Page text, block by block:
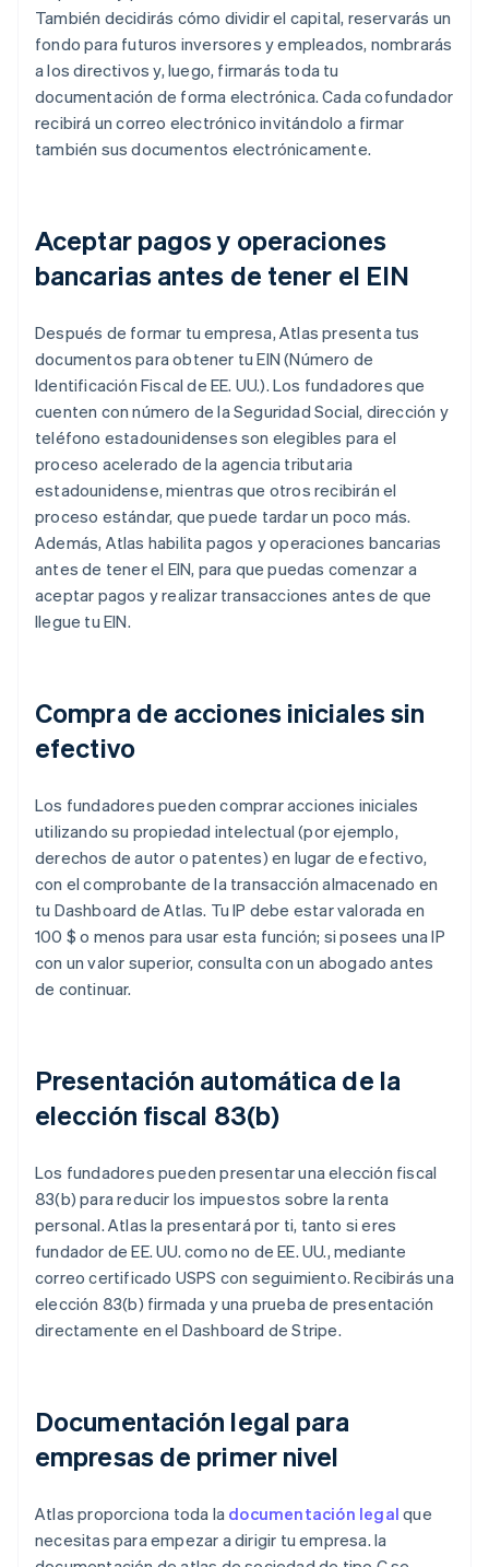
También decidirás cómo dividir el capital, reservarás un
fondo para futuros inversores y empleados, nombrarás
a los directivos y, luego, firmarás toda tu
documentación de forma electrónica. Cada cofundador
recibirá un correo electrónico invitándolo a firmar
también sus documentos electrónicamente.
Aceptar pagos y operaciones
bancarias antes de tener el EIN
Después de formar tu empresa, Atlas presenta tus
documentos para obtener tu EIN (Número de
Identificación Fiscal de EE. UU.). Los fundadores que
cuenten con número de la Seguridad Social, dirección y
teléfono estadounidenses son elegibles para el
proceso acelerado de la agencia tributaria
estadounidense, mientras que otros recibirán el
proceso estándar, que puede tardar un poco más.
Además, Atlas habilita pagos y operaciones bancarias
antes de tener el EIN, para que puedas comenzar a
aceptar pagos y realizar transacciones antes de que
llegue tu EIN.
Compra de acciones iniciales sin
efectivo
Los fundadores pueden comprar acciones iniciales
utilizando su propiedad intelectual (por ejemplo,
derechos de autor o patentes) en lugar de efectivo,
con el comprobante de la transacción almacenado en
tu Dashboard de Atlas. Tu IP debe estar valorada en
100 $ o menos para usar esta función; si posees una IP
con un valor superior, consulta con un abogado antes
de continuar.
Presentación automática de la
elección fiscal 83(b)
Los fundadores pueden presentar una elección fiscal
83(b) para reducir los impuestos sobre la renta
personal. Atlas la presentará por ti, tanto si eres
fundador de EE. UU. como no de EE. UU., mediante
correo certificado USPS con seguimiento. Recibirás una
elección 83(b) firmada y una prueba de presentación
directamente en el Dashboard de Stripe.
Documentación legal para
empresas de primer nivel
Atlas proporciona toda la documentación legal que
necesitas para empezar a dirigir tu empresa. la